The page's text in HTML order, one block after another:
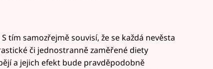
tím samozřejmě souvisí, že se každá nevěsta
či jednostranně zaměřené diety
a jejich efekt bude pravděpodobně